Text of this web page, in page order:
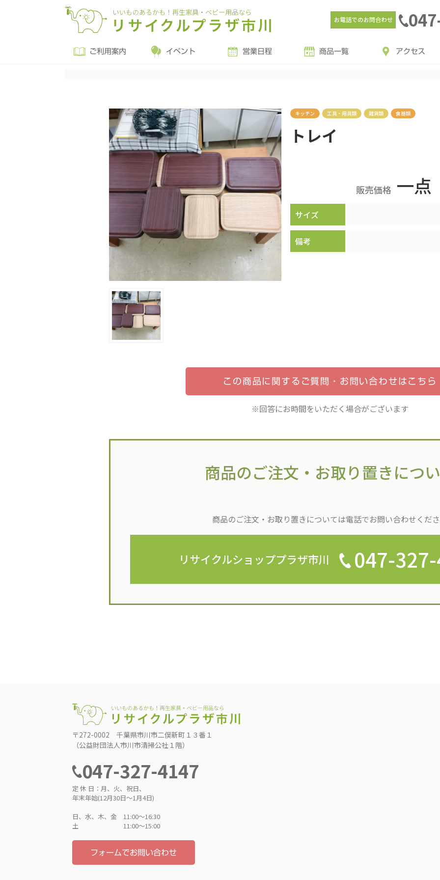
お電話でのお問合わせ
ご利用案内 イベント 営業日程 商品一覧 アクセス
キッチン 工具・用具類 雑貨類 食器類
トレイ
販売価格 一
サイズ
備考
この商品に関するご質問・ お問い合わせはこちら
※回答にお時間をいただく場合がございます
商品のご注文・ お取り置きにつ
商品のご注文・お取り置きについては電話でお問い合わせくだ
リサイクルショッププラザ市川 047-
〒272-0002 千葉県市川市二俣新町１３番１
（公益財団法人市川市清掃公社１階）
047-327-4147
定 休 日：月、火、祝日、
年末年始(12月30日～1月4日)
日、水、木、金 11:00〜16:30
土 11:00〜15:00
フォームでお問い合わせ